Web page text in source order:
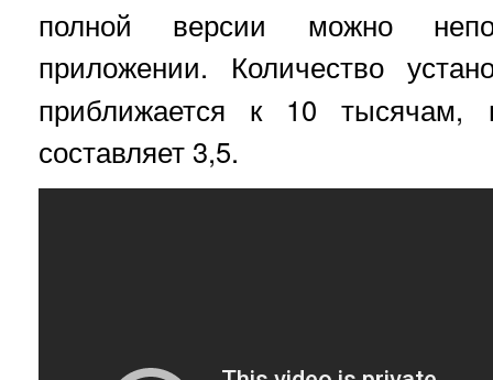
полной версии можно
приложении. Количество
приближается к 10
составляет 3,5.